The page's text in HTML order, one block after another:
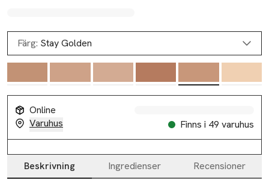
Färg: Stay Golden
Online
Varuhus
Finns i 49 varuhus
Beskrivning Ingredienser Recensioner